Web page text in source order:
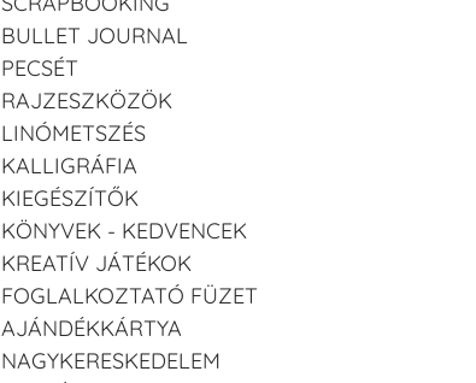
BULLET JOURNAL
PECSÉT
RAJZESZKÖZÖK
LINÓMETSZÉS
KALLIGRÁFIA
KIEGÉSZÍTŐK
KÖNYVEK - KEDVENCEK
KREATÍV JÁTÉKOK
FOGLALKOZTATÓ FÜZET
AJÁNDÉKKÁRTYA
NAGYKERESKEDELEM